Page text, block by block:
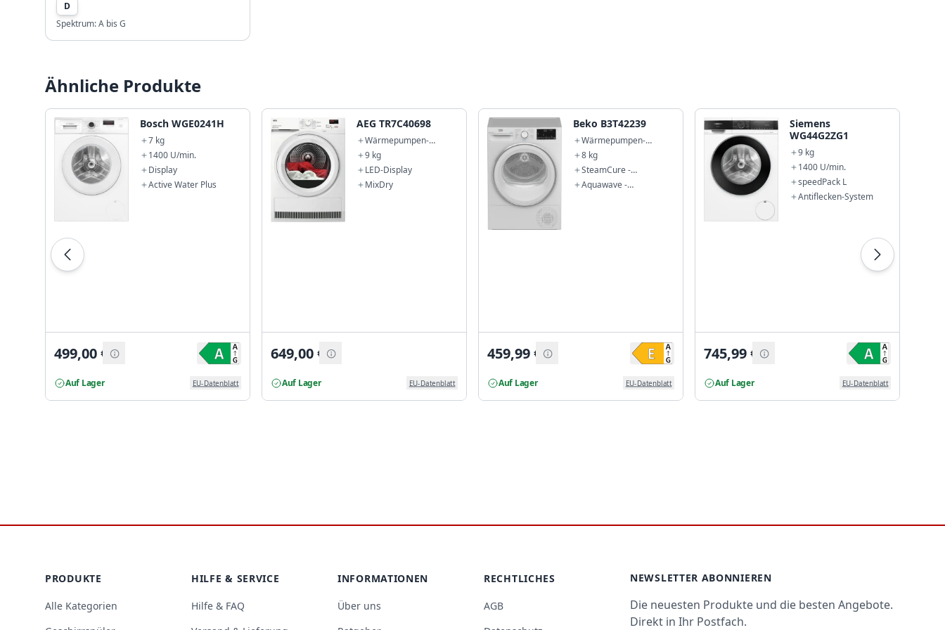
D
Spektrum:A bis G
Ähnliche Produkte
Bosch WGE0241H
7 kg
1400 U/min.
Display
Active Water Plus
499,00€
Auf Lager EU-Datenblatt
AEG TR7C40698
Wärmepumpen-
Trockner
9 kg
LED-Display
MixDry
649,00€
Auf Lager EU-Datenblatt
Beko B3T42239
Wärmepumpen-
Trockner
8 kg
SteamCure -
Dampffunktion
Aquawave -
459,99€
Auf Lager EU-Datenblatt
Siemens
WG44G2ZG1
9 kg
1400 U/min.
speedPack L
Antiflecken-System
745,99€
Auf Lager EU-Datenblatt
PRODUKTE
Alle Kategorien
HILFE & SERVICE
Hilfe & FAQ
INFORMATIONEN
Über uns
RECHTLICHES
AGB
NEWSLETTER ABONNIEREN
Die neuesten Produkte und die besten Angebote.
Direkt in Ihr Postfach.